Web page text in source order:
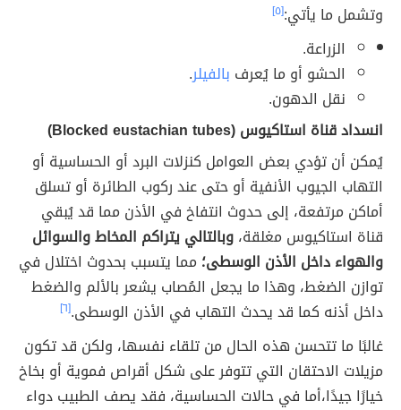
وتشمل ما يأتي:[٥]
الزراعة.
الحشو أو ما يُعرف بالفيلر.
نقل الدهون.
انسداد قناة استاكيوس (Blocked eustachian tubes)
يُمكن أن تؤدي بعض العوامل كنزلات البرد أو الحساسية أو
التهاب الجيوب الأنفية أو حتى عند ركوب الطائرة أو تسلق
أماكن مرتفعة، إلى حدوث انتفاخ في الأذن مما قد يُبقي
قناة استاكيوس مغلقة،وبالتالي يتراكم المخاط والسوائل
والهواء داخل الأذن الوسطى؛ مما يتسبب بحدوث اختلال في
توازن الضغط، وهذا ما يجعل المُصاب يشعر بالألم والضغط
داخل أذنه كما قد يحدث التهاب في الأذن الوسطى.[٦]
غالبًا ما تتحسن هذه الحال من تلقاء نفسها، ولكن قد تكون
مزيلات الاحتقان التي تتوفر على شكل أقراص فموية أو بخاخ
خيارًا جيدًا،أما في حالات الحساسية، فقد يصف الطبيب دواء